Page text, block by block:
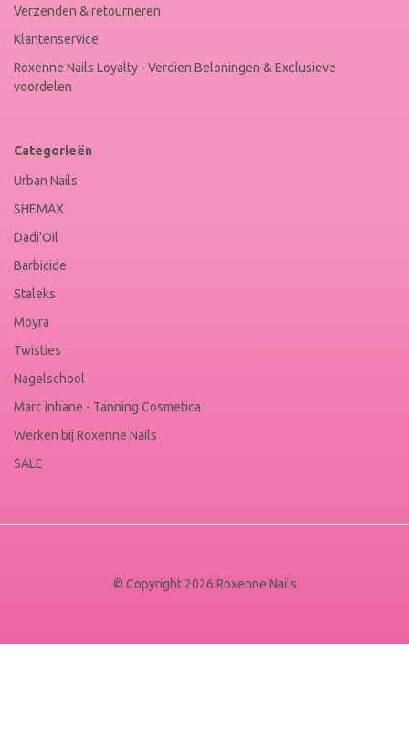
Verzenden & retourneren
Klantenservice
Roxenne Nails Loyalty - Verdien Beloningen & Exclusieve
voordelen
Categorieën
Urban Nails
SHEMAX
Dadi'Oil
Barbicide
Staleks
Moyra
Twisties
Nagelschool
Marc Inbane - Tanning Cosmetica
Werken bij Roxenne Nails
SALE
© Copyright 2026 Roxenne Nails